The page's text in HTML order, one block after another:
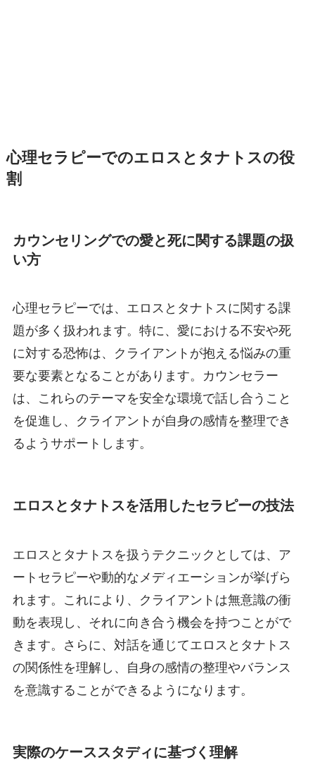
心理セラピーでのエロスとタナトスの役
割
カウンセリングでの愛と死に関する課題の扱
い方
心理セラピーでは、エロスとタナトスに関する課
題が多く扱われます。特に、愛における不安や死
に対する恐怖は、クライアントが抱える悩みの重
要な要素となることがあります。カウンセラー
は、これらのテーマを安全な環境で話し合うこと
を促進し、クライアントが自身の感情を整理でき
るようサポートします。
エロスとタナトスを活用したセラピーの技法
エロスとタナトスを扱うテクニックとしては、ア
ートセラピーや動的なメディエーションが挙げら
れます。これにより、クライアントは無意識の衝
動を表現し、それに向き合う機会を持つことがで
きます。さらに、対話を通じてエロスとタナトス
の関係性を理解し、自身の感情の整理やバランス
を意識することができるようになります。
実際のケーススタディに基づく理解